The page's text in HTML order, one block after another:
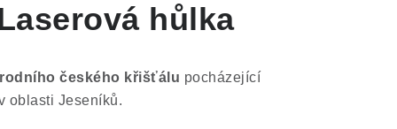
hůlka
českého křišťálu pocházející
oblasti Jeseníků.